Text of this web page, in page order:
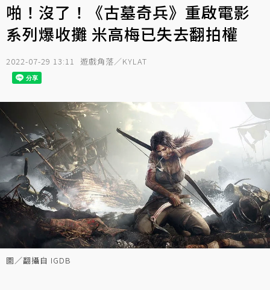
啪！沒了！《古墓奇兵》重啟電影
系列爆收攤 米高梅已失去翻拍權
2022-07-29 13:11 遊戲角落／KYLAT
圖／翻攝自 IGDB